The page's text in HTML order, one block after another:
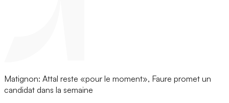
Matignon: Attal reste «pour le moment», Faure promet un
candidat dans la semaine